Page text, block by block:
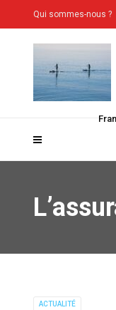
Qui sommes-nous ?
ACTUALITÉ